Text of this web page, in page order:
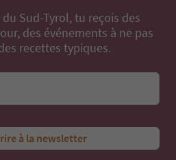
Sud-Tyrol, tu reçois des
des événements à ne pas
recettes typiques.
à la newsletter